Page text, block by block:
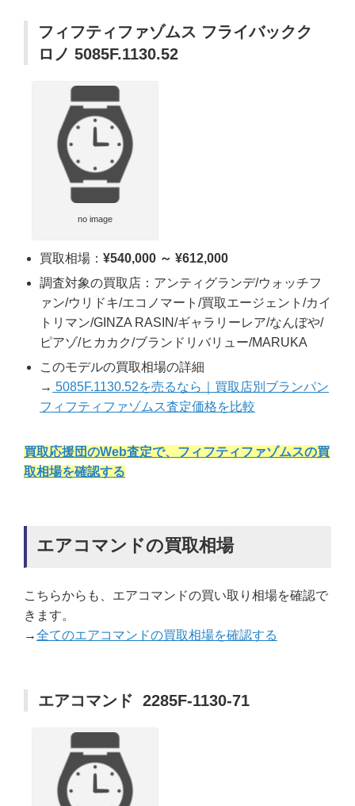
フィフティファゾムス フライバックク
ロノ 5085F.1130.52
no image
買取相場： ¥540,000 ～ ¥612,000
調査対象の買取店：アンティグランデ/ウォッチフ
ァン/ウリドキ/エコノマート/買取エージェント/カイ
トリマン/GINZA RASIN/ギャラリーレア/なんぼや/
ピアゾ/ヒカカク/ブランドリバリュー/MARUKA
このモデルの買取相場の詳細
→ 5085F.1130.52を売るなら｜買取店別ブランパン
フィフティファゾムス査定価格を比較
買取応援団のWeb査定で、フィフティファゾムスの買
取相場を確認する
エアコマンドの買取相場
こちらからも、エアコマンドの買い取り相場を確認で
きます。
→全てのエアコマンドの買取相場を確認する
エアコマンド 2285F-1130-71